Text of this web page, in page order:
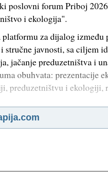
poslovni forum Priboj
i ekologija".
za dijalog između
javnosti, sa ciljem
jačanje preduzetništva i
obuhvata: prezentacije
preduzetništvu i ekologiji,